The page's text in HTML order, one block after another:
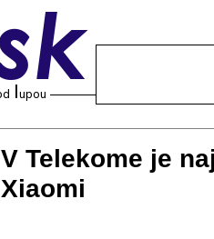
V Telekome je
Xiaomi